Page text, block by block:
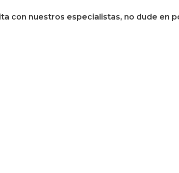
con nuestros especialistas, no dude en